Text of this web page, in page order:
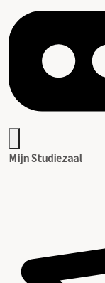
Mijn Studiezaal